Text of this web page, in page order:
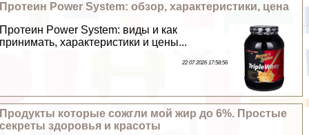
Протеин Power System: обзор, хаpaктеристики, цена
Протеин Power System: виды и как
принимать, хаpaктеристики и цены...
22 07 2026 17:58:56
Продукты которые сожгли мой жир до 6%. Простые
секреты здоровья и красоты